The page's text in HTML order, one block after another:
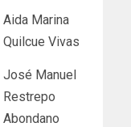
Aida Marina
Quilcue Vivas
José Manuel
Restrepo
Abondano